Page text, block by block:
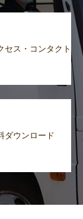
セス・コンタクト
ダウンロード